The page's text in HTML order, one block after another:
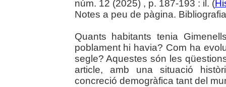
núm. 12 (2025) , p. 187-193 : il. (
Notes a peu de pàgina.
Quants habitants tenia
poblament hi havia? Com ha
segle? Aquestes són les
article, amb una situació
concreció demogràfica tant del